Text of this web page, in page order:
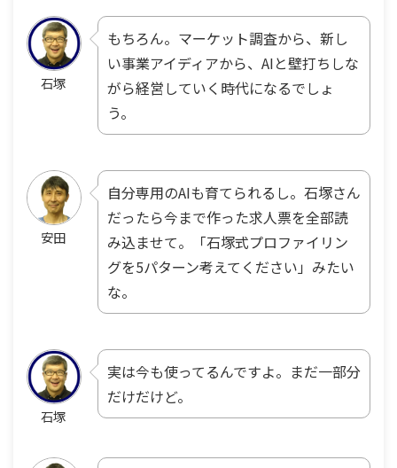
石塚
もちろん。マーケット調査から、新し
い事業アイディアから、AIと壁打ちしな
がら経営していく時代になるでしょ
う。
安田
自分専用のAIも育てられるし。石塚さん
だったら今まで作った求人票を全部読
み込ませて。「石塚式プロファイリン
グを5パターン考えてください」みたい
な。
石塚
実は今も使ってるんですよ。まだ一部分
だけだけど。